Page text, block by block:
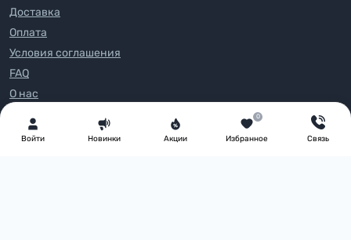
Войти Новинки Акции Избранное
0
Связь
Доставка
Оплата
Условия соглашения
FAQ
О нас
Контакты